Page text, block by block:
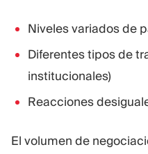
Niveles variados de
Diferentes tipos de
institucionales)
Reacciones
El volumen de